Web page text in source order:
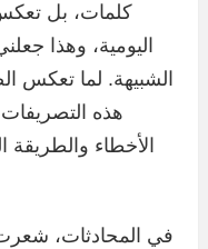
كلمات، بل
اليومية، وهذا
الشبيهة. لما تعكس
هذه
الأخطاء والطريقة